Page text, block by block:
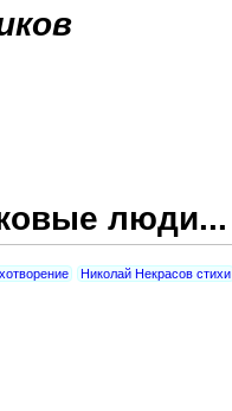
люди...
Николай Некрасов стихи